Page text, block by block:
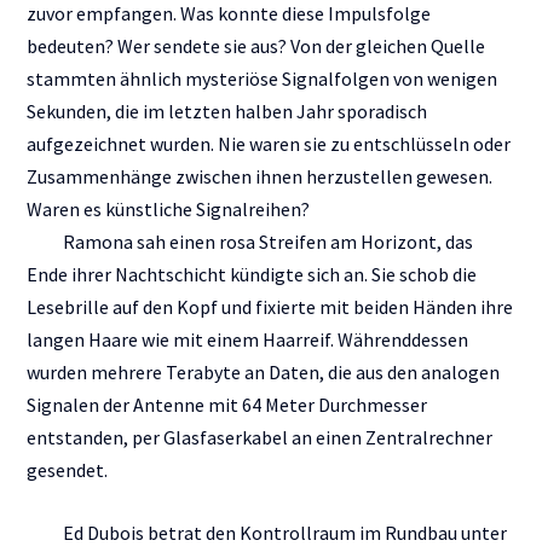
zuvor empfangen. Was konnte diese Impulsfolge
bedeuten? Wer sendete sie aus? Von der gleichen Quelle
stammten ähnlich mysteriöse Signalfolgen von wenigen
Sekunden, die im letzten halben Jahr sporadisch
aufgezeichnet wurden. Nie waren sie zu entschlüsseln oder
Zusammenhänge zwischen ihnen herzustellen gewesen.
Waren es künstliche Signalreihen?
Ramona sah einen rosa Streifen am Horizont, das
Ende ihrer Nachtschicht kündigte sich an. Sie schob die
Lesebrille auf den Kopf und fixierte mit beiden Händen ihre
langen Haare wie mit einem Haarreif. Währenddessen
wurden mehrere Terabyte an Daten, die aus den analogen
Signalen der Antenne mit 64 Meter Durchmesser
entstanden, per Glasfaserkabel an einen Zentralrechner
gesendet.
Ed Dubois betrat den Kontrollraum im Rundbau unter